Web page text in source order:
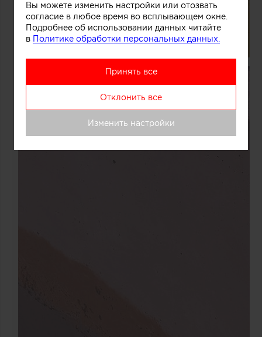
Вы можете изменить настройки или отозвать
согласие в любое время во всплывающем окне.
Подробнее об использовании данных читайте
в Политике обработки персональных данных.
Принять все
Отклонить все
Изменить настройки